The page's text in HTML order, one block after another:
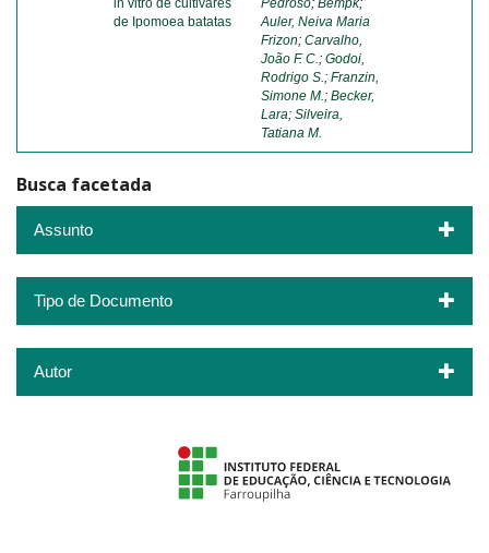
in vitro de cultivares
de Ipomoea batatas
Pedroso; Bempk;
Auler, Neiva Maria
Frizon; Carvalho,
João F. C.; Godoi,
Rodrigo S.; Franzin,
Simone M.; Becker,
Lara; Silveira,
Tatiana M.
Busca facetada
Assunto
Tipo de Documento
Autor